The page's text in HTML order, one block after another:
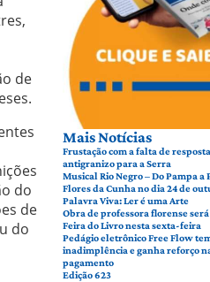
de
do
de
do
Mais Notícias
Frustação com a falta de
antigranizo para a Serra
Musical Rio Negro – Do Pampa a
Flores da Cunha no dia 24 de
Palavra Viva: Ler é uma Arte
Obra de professora florense
Feira do Livro nesta sexta-feira
Pedágio eletrônico Free Flow
inadimplência e ganha reforço
pagamento
Edição 623